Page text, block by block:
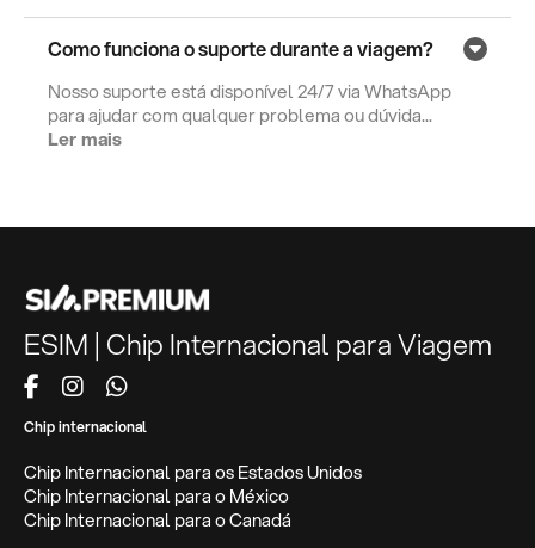
Como funciona o suporte durante a viagem?
Nosso suporte está disponível 24/7 via WhatsApp
para ajudar com qualquer problema ou dúvida...
Ler mais
ESIM | Chip Internacional para Viagem
Chip internacional
Chip Internacional para os Estados Unidos
Chip Internacional para o México
Chip Internacional para o Canadá